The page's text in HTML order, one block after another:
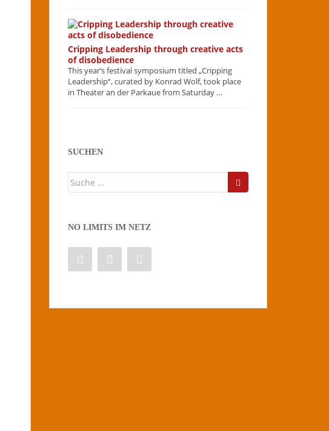
Cripping Leadership through creative acts
of disobedience
This year’s festival symposium titled „Cripping
Leadership“, curated by Konrad Wolf, took place
in Theater an der Parkaue from Saturday …
SUCHEN
Suche
NO LIMITS IM NETZ